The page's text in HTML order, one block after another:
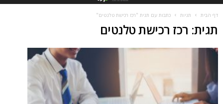
דף הבית תגיות כתבות עם תגית "רכז רכישת טלנטים"
תגית: רכז רכישת טלנטים